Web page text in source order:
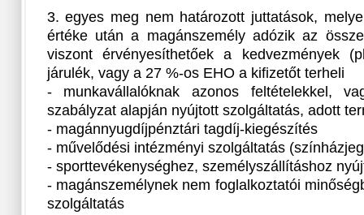
3. egyes meg nem határozott juttatások,
értéke után a magánszemély adózik az
viszont érvényesíthetőek a kedvezmények
járulék, vagy a 27 %-os EHO a kifizetőt terheli
- munkavállalóknak azonos feltételekkel,
szabályzat alapján nyújtott szolgáltatás, adott
- magánnyugdíjpénztári tagdíj-kiegészítés
- művelődési intézményi szolgáltatás
- sporttevékenységhez, személyszállításhoz
- magánszemélynek nem foglalkoztatói
szolgáltatás